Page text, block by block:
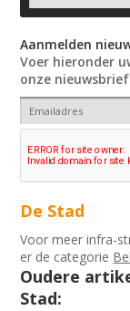
Aanmelden
Voer hieronder
onze
De Stad
Voor meer infra-
er de categorie
Oudere
Stad: